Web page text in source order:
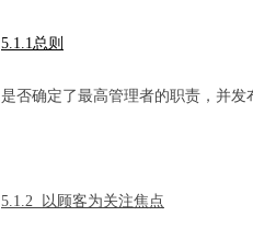
5.1.1总则
是否确定了最高管理者的职责，并发
5.1.2 以顾客为关注焦点